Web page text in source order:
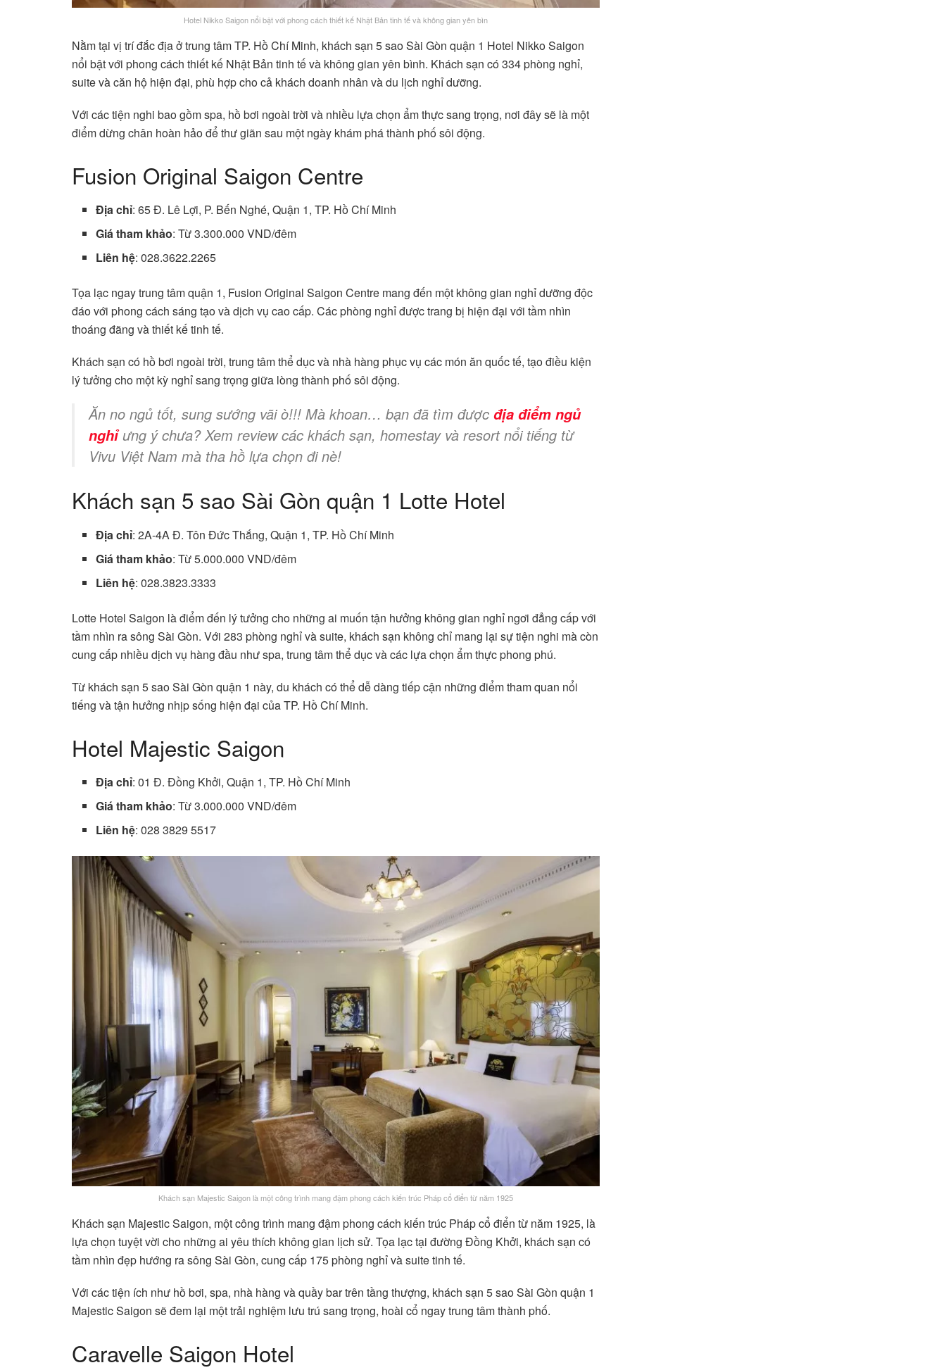
Hotel Nikko Saigon nổi bật với phong cách thiết kế Nhật Bản tinh tế và không gian yên bìn
Nằm tại vị trí đắc địa ở trung tâm TP. Hồ Chí Minh, khách sạn 5 sao Sài Gòn quận 1 Hotel Nikko Saigon
nổi bật với phong cách thiết kế Nhật Bản tinh tế và không gian yên bình. Khách sạn có 334 phòng nghỉ,
suite và căn hộ hiện đại, phù hợp cho cả khách doanh nhân và du lịch nghỉ dưỡng.
Với các tiện nghi bao gồm spa, hồ bơi ngoài trời và nhiều lựa chọn ẩm thực sang trọng, nơi đây sẽ là một
điểm dừng chân hoàn hảo để thư giãn sau một ngày khám phá thành phố sôi động.
Fusion Original Saigon Centre
Địa chỉ: 65 Đ. Lê Lợi, P. Bến Nghé, Quận 1, TP. Hồ Chí Minh
Giá tham khảo: Từ 3.300.000 VND/đêm
Liên hệ: 028.3622.2265
Tọa lạc ngay trung tâm quận 1, Fusion Original Saigon Centre mang đến một không gian nghỉ dưỡng độc
đáo với phong cách sáng tạo và dịch vụ cao cấp. Các phòng nghỉ được trang bị hiện đại với tầm nhìn
thoáng đãng và thiết kế tinh tế.
Khách sạn có hồ bơi ngoài trời, trung tâm thể dục và nhà hàng phục vụ các món ăn quốc tế, tạo điều kiện
lý tưởng cho một kỳ nghỉ sang trọng giữa lòng thành phố sôi động.
Ăn no ngủ tốt, sung sướng vãi ò!!! Mà khoan… bạn đã tìm được địa điểm ngủ
nghỉưng ý chưa? Xem review các khách sạn, homestay và resort nổi tiếng từ
Vivu Việt Nam mà tha hồ lựa chọn đi nè!
Khách sạn 5 sao Sài Gòn quận 1 Lotte Hotel
Địa chỉ: 2A-4A Đ. Tôn Đức Thắng, Quận 1, TP. Hồ Chí Minh
Giá tham khảo: Từ 5.000.000 VND/đêm
Liên hệ: 028.3823.3333
Lotte Hotel Saigon là điểm đến lý tưởng cho những ai muốn tận hưởng không gian nghỉ ngơi đẳng cấp với
tầm nhìn ra sông Sài Gòn. Với 283 phòng nghỉ và suite, khách sạn không chỉ mang lại sự tiện nghi mà còn
cung cấp nhiều dịch vụ hàng đầu như spa, trung tâm thể dục và các lựa chọn ẩm thực phong phú.
Từ khách sạn 5 sao Sài Gòn quận 1 này, du khách có thể dễ dàng tiếp cận những điểm tham quan nổi
tiếng và tận hưởng nhịp sống hiện đại của TP. Hồ Chí Minh.
Hotel Majestic Saigon
Địa chỉ: 01 Đ. Đồng Khởi, Quận 1, TP. Hồ Chí Minh
Giá tham khảo: Từ 3.000.000 VND/đêm
Liên hệ: 028 3829 5517
Khách sạn Majestic Saigon là một công trình mang đậm phong cách kiến trúc Pháp cổ điển từ năm 1925
Khách sạn Majestic Saigon, một công trình mang đậm phong cách kiến trúc Pháp cổ điển từ năm 1925, là
lựa chọn tuyệt vời cho những ai yêu thích không gian lịch sử. Tọa lạc tại đường Đồng Khởi, khách sạn có
tầm nhìn đẹp hướng ra sông Sài Gòn, cung cấp 175 phòng nghỉ và suite tinh tế.
Với các tiện ích như hồ bơi, spa, nhà hàng và quầy bar trên tầng thượng, khách sạn 5 sao Sài Gòn quận 1
Majestic Saigon sẽ đem lại một trải nghiệm lưu trú sang trọng, hoài cổ ngay trung tâm thành phố.
Caravelle Saigon Hotel